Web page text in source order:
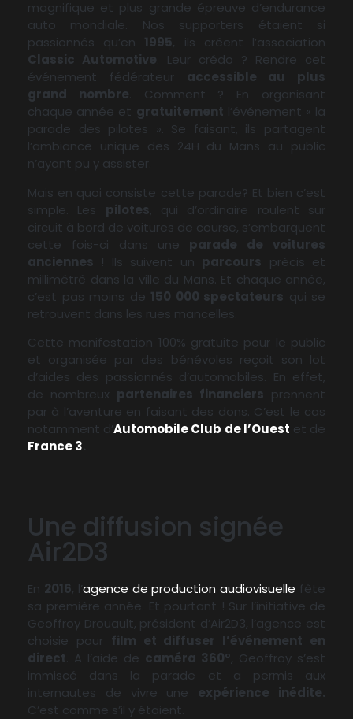
magnifique et plus grande épreuve d’endurance
auto mondiale. Nos supporters étaient si
passionnés qu’en 1995, ils créent l’association
Classic Automotive. Leur crédo ? Rendre cet
événement fédérateur accessible au plus
grand nombre. Comment ? En organisant
chaque année et gratuitement l’événement « la
parade des pilotes ». Se faisant, ils partagent
l’ambiance unique des 24H du Mans au public
n’ayant pu y assister.
Mais en quoi consiste cette parade? Et bien c’est
simple. Les pilotes, qui d’ordinaire roulent sur
circuit à bord de voitures de course, s’embarquent
cette fois-ci dans une parade de voitures
anciennes ! Ils suivent un parcours précis et
millimétré dans la ville du Mans. Et chaque année,
c’est pas moins de 150 000 spectateurs qui se
retrouvent dans les rues mancelles.
Cette manifestation 100% gratuite pour le public
et organisée par des bénévoles reçoit son lot
d’aides des passionnés d’automobiles. En effet,
de nombreux partenaires financiers prennent
par à l’aventure en faisant des dons. C’est le cas
notamment d’Automobile Club de l’Ouest et de
France 3.
Une diffusion signée
Air2D3
En 2016, l’agence de production audiovisuelle fête
sa première année. Et pourtant ! Sur l’initiative de
Geoffroy Drouault, président d’Air2D3, l’agence est
choisie pour film et diffuser l’événement en
direct. A l’aide de caméra 360°, Geoffroy s’est
immiscé dans la parade et a permis aux
internautes de vivre une expérience inédite.
C’est comme s’il y étaient.